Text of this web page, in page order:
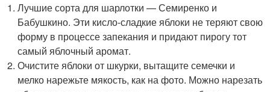
Лучшие сорта для шарлотки — Семиренко и
Бабушкино. Эти кисло-сладкие яблоки не теряют свою
форму в процессе запекания и придают пирогу тот
самый яблочный аромат.
Очистите яблоки от шкурки, вытащите семечки и
мелко нарежьте мякость, как на фото. Можно нарезать